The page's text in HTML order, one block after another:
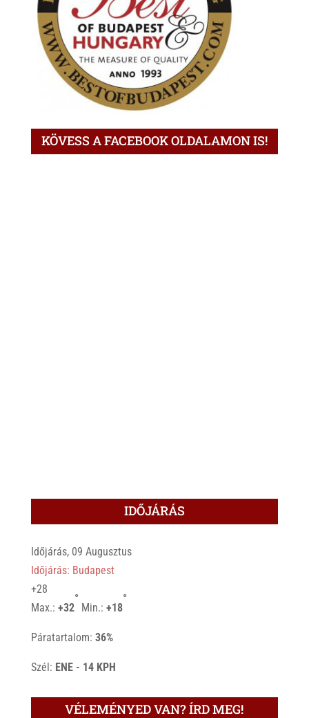
KÖVESS A FACEBOOK OLDALAMON IS!
IDŐJÁRÁS
Időjárás, 09 Augusztus
Időjárás: Budapest
+28
Max.: +32
°
Min.: +18
°
Páratartalom: 36%
Szél: ENE - 14 KPH
VÉLEMÉNYED VAN? ÍRD MEG!